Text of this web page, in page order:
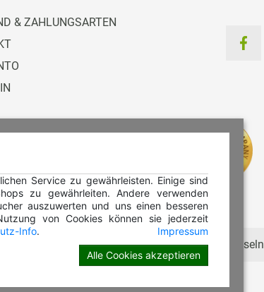
Service zu gewährleisten. Einige sind
zu gewährleiten. Andere verwenden
auszuwerten und uns einen besseren
von Cookies können sie jederzeit
Info.
Impressum
Alle Cookies akzeptieren
& ZAHLUNGSARTEN
Holz Hilfe Stempelkissen wechseln